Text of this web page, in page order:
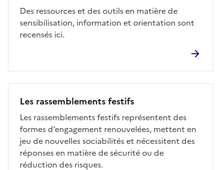
Des ressources et des outils en matière de
sensibilisation, information et orientation sont
recensés ici.
Les rassemblements festifs
Les rassemblements festifs représentent des
formes d’engagement renouvelées, mettent en
jeu de nouvelles sociabilités et nécessitent des
réponses en matière de sécurité ou de
réduction des risques.